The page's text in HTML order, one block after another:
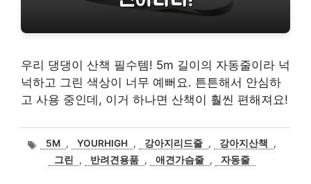
우리 댕댕이 산책 필수템! 5m 길이의 자동줄이라 넉
넉하고 그린 색상이 너무 예뻐요. 튼튼해서 안심하
고 사용 중인데, 이거 하나면 산책이 훨씬 편해져요!
태5M , YOURHIGH , 강아지리드줄 , 강아지산책
,
그린
, 반려견용품 , 애견가슴줄 , 자동줄